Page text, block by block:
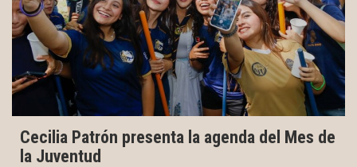
Cecilia Patrón presenta la agenda del Mes de
la Juventud